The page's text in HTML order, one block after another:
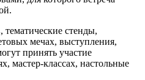
тематические стенды,
мечах, выступления,
принять участие
мастер-классах, настольные